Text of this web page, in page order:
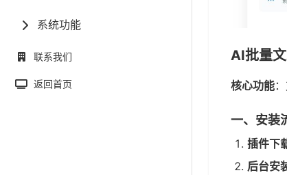
系统功能
联系我们
返回首页
AI批量
核心功能
一、安装
插件下
后台安